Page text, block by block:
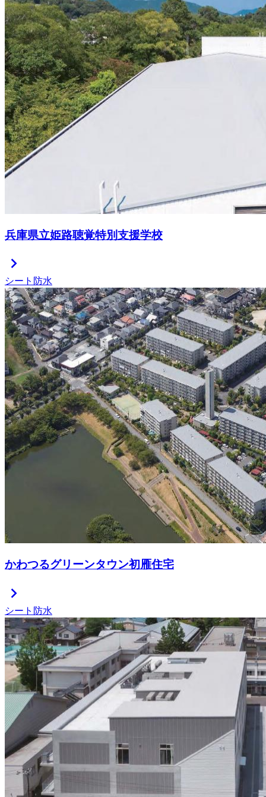
兵庫県立姫路聴覚特別支援学校
chevron_right
シート防水
かわつるグリーンタウン初雁住宅
chevron_right
シート防水